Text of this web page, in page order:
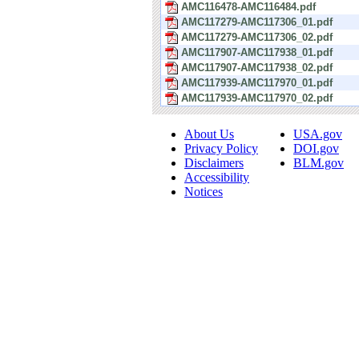
AMC116478-AMC116484.pdf
AMC117279-AMC117306_01.pdf
AMC117279-AMC117306_02.pdf
AMC117907-AMC117938_01.pdf
AMC117907-AMC117938_02.pdf
AMC117939-AMC117970_01.pdf
AMC117939-AMC117970_02.pdf
About Us
Privacy Policy
Disclaimers
Accessibility
Notices
USA.gov
DOI.gov
BLM.gov